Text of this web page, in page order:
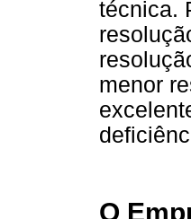
técnica.
menor
O